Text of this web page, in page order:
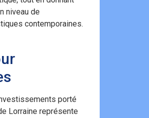
niveau de
contemporaines.
porté
Lorraine représente